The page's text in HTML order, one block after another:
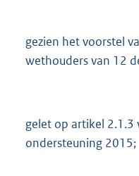
gezien het voorstel
wethouders van 12
gelet op artikel 2.1.3
ondersteuning 2015;